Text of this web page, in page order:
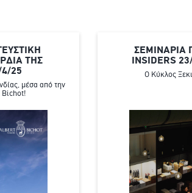
ΤΗΣ
25
μέσα από την
Bichot!
ΣΕΜΙΝΑΡΙΑ
INSIDERS
Ο Κύκλος